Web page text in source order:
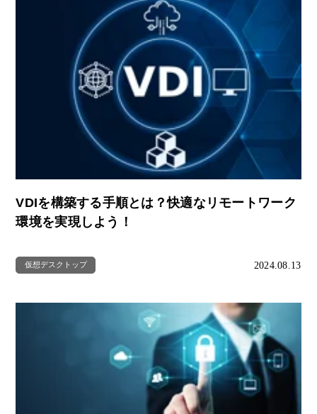
VDIを構築する手順とは？快適なリモートワーク
環境を実現しよう！
仮想デスクトップ 2024.08.13